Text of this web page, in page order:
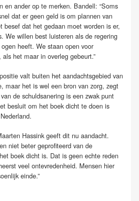
en ander op te merken. Bandell: “Soms
dat er geen geld is om plannen van
besef dat het gedaan moet worden is er,
We willen best luisteren als de regering
heeft. We staan open voor
het maar in overleg gebeurt.”
valt buiten het aandachtsgebied van
maar het is wel een bron van zorg, zegt
de schuldsanering is een zwak punt
besluit om het boek dicht te doen is
Hassink geeft dit nu aandacht.
niet beter geprofiteerd van de
boek dicht is. Dat is geen echte reden
veel ontevredenheid. Mensen hier
einde.”